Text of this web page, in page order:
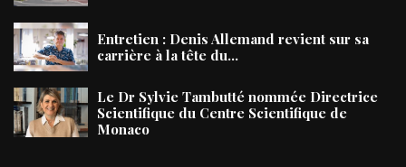
Entretien : Denis Allemand revient sur sa
carrière à la tête du...
Le Dr Sylvie Tambutté nommée Directrice
Scientifique du Centre Scientifique de
Monaco